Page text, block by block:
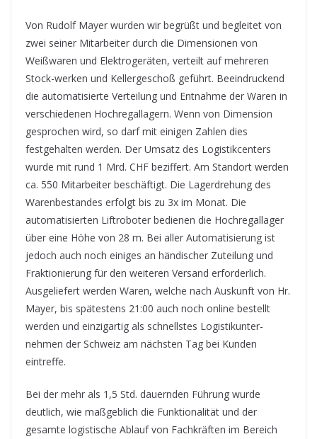
Von Rudolf Mayer wurden wir begrüßt und begleitet von
zwei seiner Mitarbeiter durch die Dimensionen von
Weißwaren und Elektrogeräten, verteilt auf mehreren
Stock-werken und Kellergeschoß geführt. Beeindruckend
die automatisierte Verteilung und Entnahme der Waren in
verschiedenen Hochregallagern. Wenn von Dimension
gesprochen wird, so darf mit einigen Zahlen dies
festgehalten werden. Der Umsatz des Logistikcenters
wurde mit rund 1 Mrd. CHF beziffert. Am Standort werden
ca. 550 Mitarbeiter beschäftigt. Die Lagerdrehung des
Warenbestandes erfolgt bis zu 3x im Monat. Die
automatisierten Liftroboter bedienen die Hochregallager
über eine Höhe von 28 m. Bei aller Automatisierung ist
jedoch auch noch einiges an händischer Zuteilung und
Fraktionierung für den weiteren Versand erforderlich.
Ausgeliefert werden Waren, welche nach Auskunft von Hr.
Mayer, bis spätestens 21:00 auch noch online bestellt
werden und einzigartig als schnellstes Logistikunter-
nehmen der Schweiz am nächsten Tag bei Kunden
eintreffe.
Bei der mehr als 1,5 Std. dauernden Führung wurde
deutlich, wie maßgeblich die Funktionalität und der
gesamte logistische Ablauf von Fachkräften im Bereich